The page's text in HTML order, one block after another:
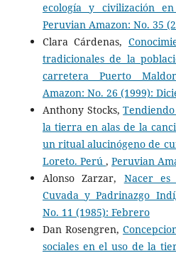
ecología y civilización
Peruvian Amazon: No. 35
Clara Cárdenas,
tradicionales de la
carretera Puerto
Amazon: No. 26 (1999):
Anthony Stocks,
la tierra en alas de la
un ritual alucinógeno de
Loreto. Perú , Peruvian
Alonso Zarzar, Nacer es
Cuvada y Padrinazgo
No. 11 (1985): Febrero
Dan Rosengren,
sociales en el uso de la